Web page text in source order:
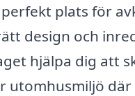
plats för
design och
hjälpa dig att
utomhusmiljö